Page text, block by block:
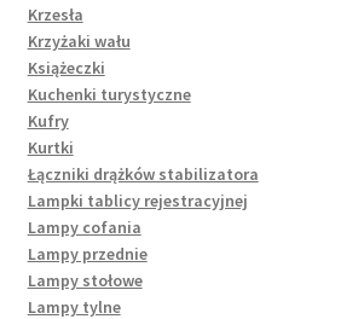
Krzesła
Krzyżaki wału
Książeczki
Kuchenki turystyczne
Kufry
Kurtki
Łączniki drążków stabilizatora
Lampki tablicy rejestracyjnej
Lampy cofania
Lampy przednie
Lampy stołowe
Lampy tylne